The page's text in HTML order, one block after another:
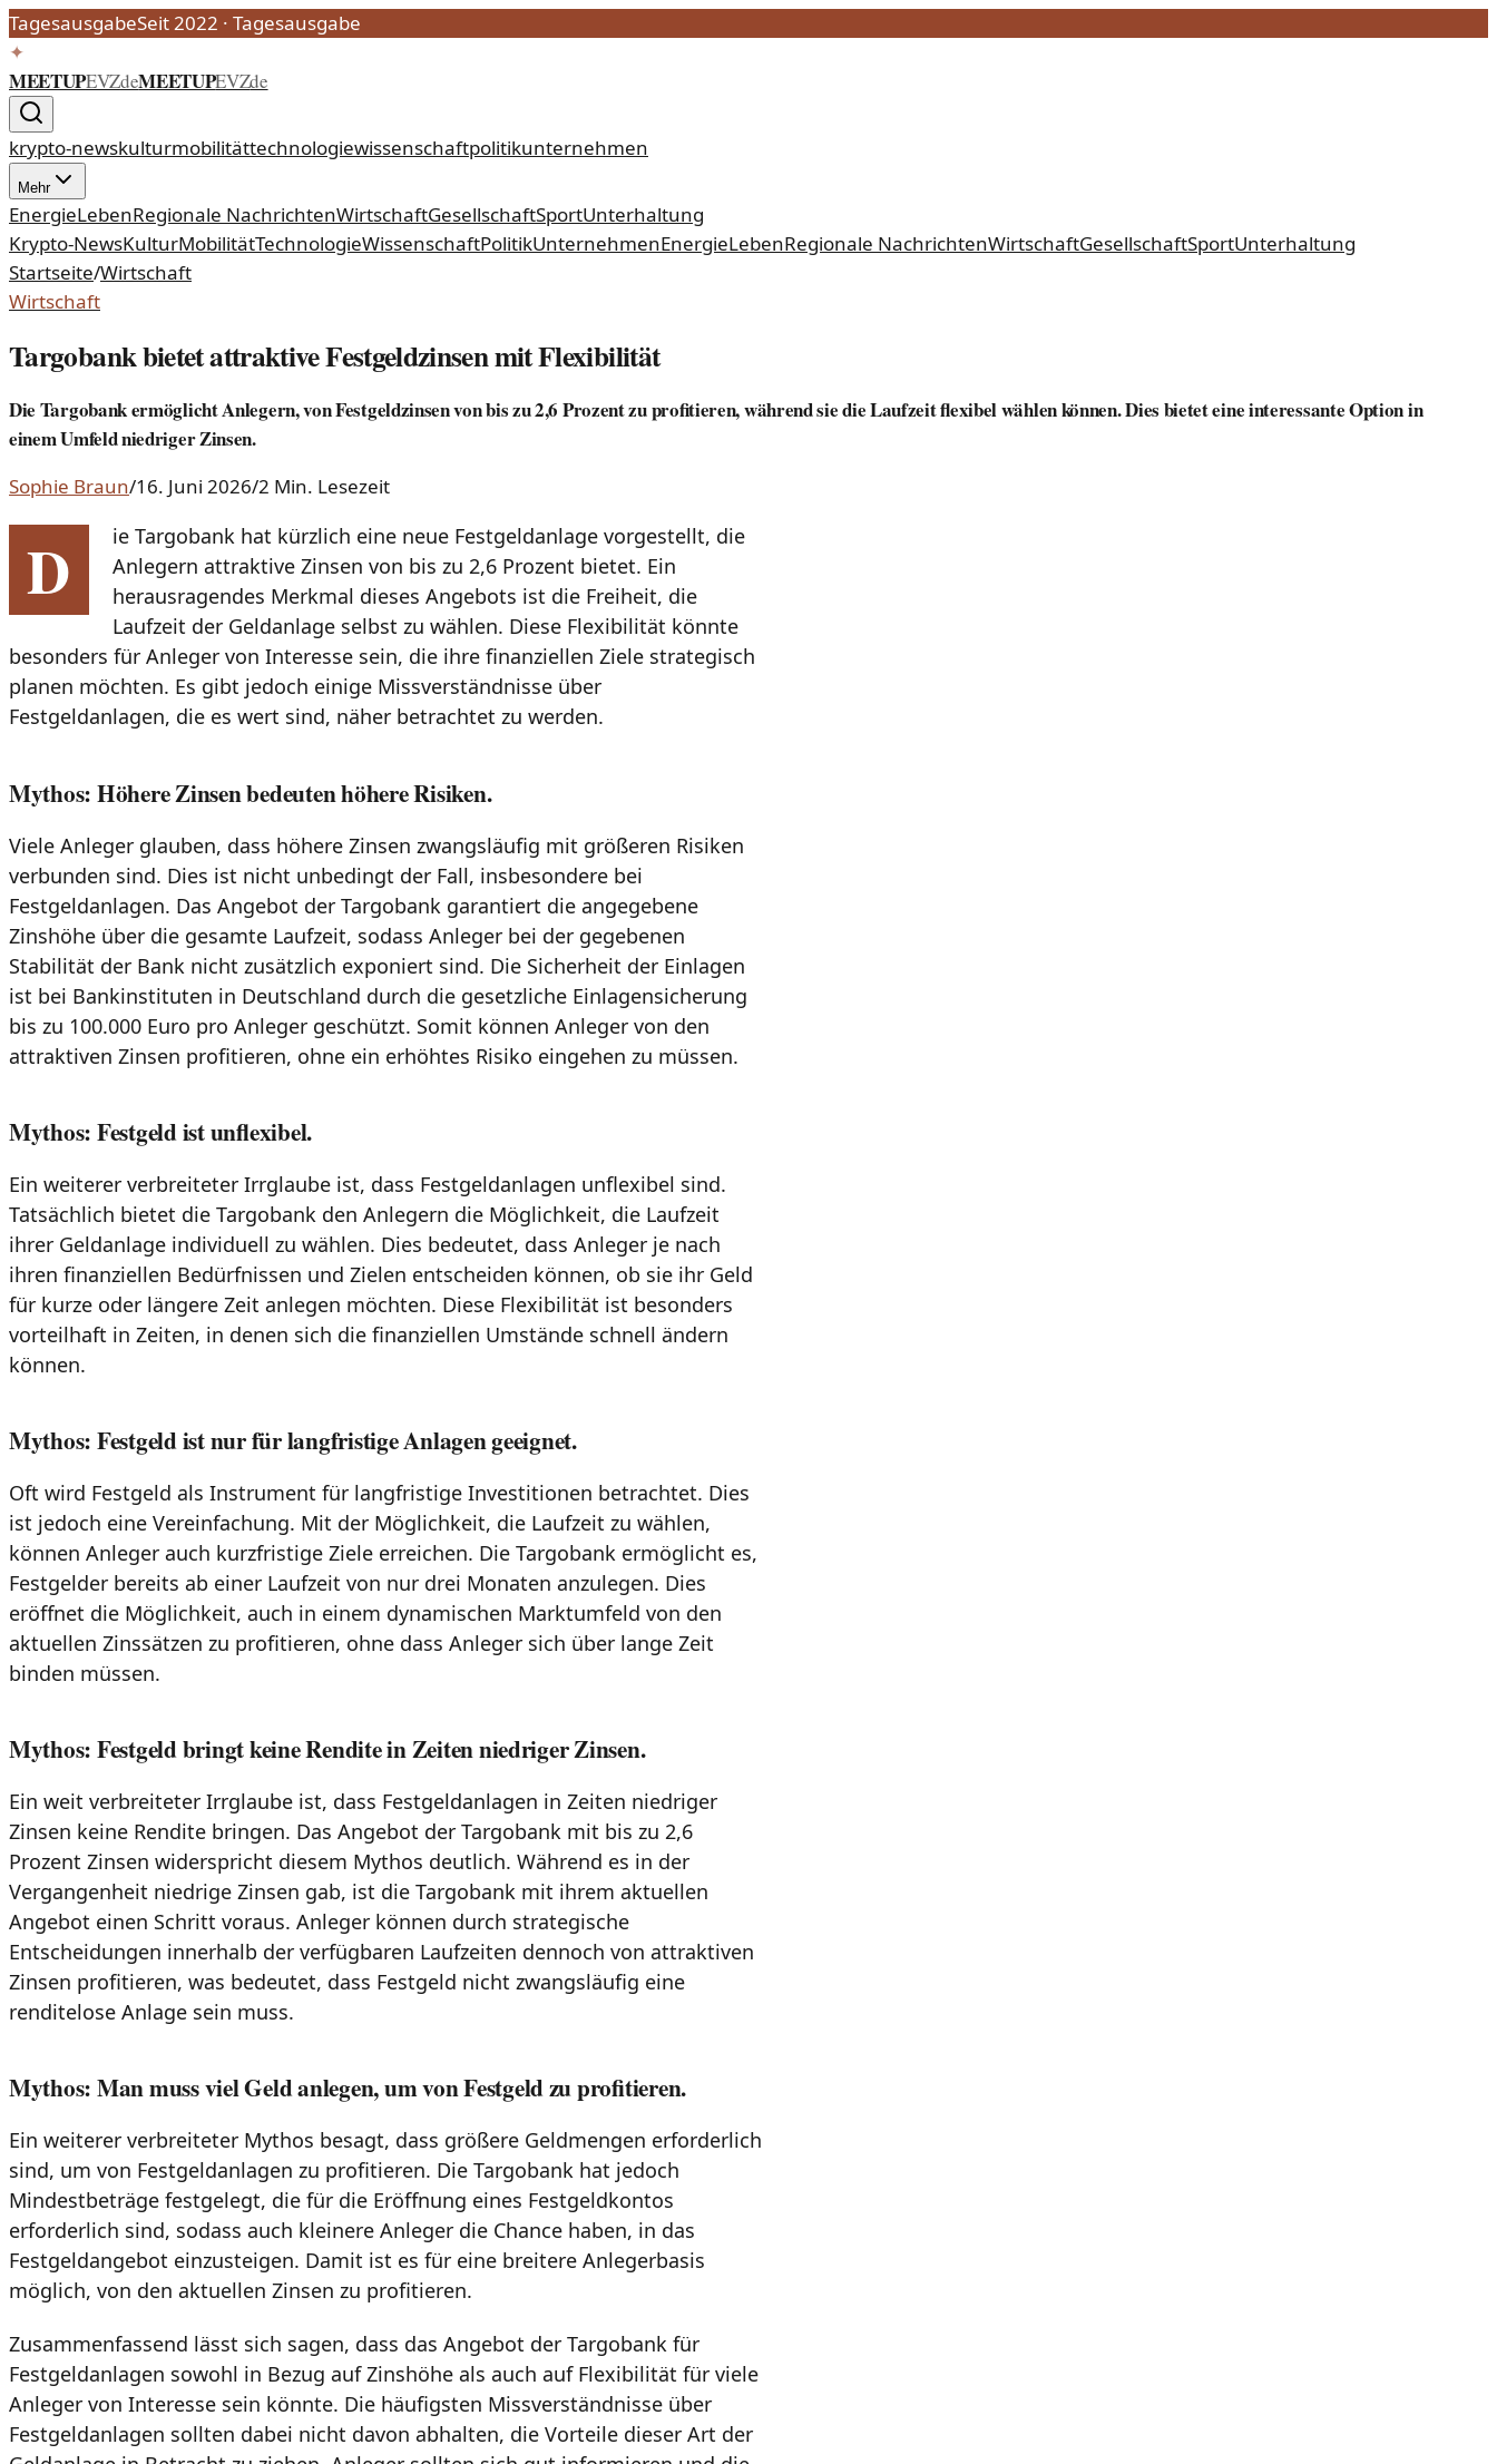
TagesausgabeSeit 2022 · Tagesausgabe
✦
MEETUPEVZdeMEETUPEVZde
krypto-newskulturmobilitättechnologiewissenschaftpolitikunternehmen
Mehr
EnergieLebenRegionale NachrichtenWirtschaftGesellschaftSportUnterhaltung
Krypto-NewsKulturMobilitätTechnologieWissenschaftPolitikUnternehmenEnergieLebenRegionale NachrichtenWirtschaftGesellschaftSportUnterhaltung
Startseite/Wirtschaft
Wirtschaft
Targobank bietet attraktive Festgeldzinsen mit Flexibilität
Die Targobank ermöglicht Anlegern, von Festgeldzinsen von bis zu 2,6 Prozent zu profitieren, während sie die Laufzeit flexibel wählen können. Dies bietet eine interessante Option in
einem Umfeld niedriger Zinsen.
Sophie Braun/16. Juni 2026/2 Min. Lesezeit
D
ie Targobank hat kürzlich eine neue Festgeldanlage vorgestellt, die
Anlegern attraktive Zinsen von bis zu 2,6 Prozent bietet. Ein
herausragendes Merkmal dieses Angebots ist die Freiheit, die
Laufzeit der Geldanlage selbst zu wählen. Diese Flexibilität könnte
besonders für Anleger von Interesse sein, die ihre finanziellen Ziele strategisch
planen möchten. Es gibt jedoch einige Missverständnisse über
Festgeldanlagen, die es wert sind, näher betrachtet zu werden.
Mythos: Höhere Zinsen bedeuten höhere Risiken.
Viele Anleger glauben, dass höhere Zinsen zwangsläufig mit größeren Risiken
verbunden sind. Dies ist nicht unbedingt der Fall, insbesondere bei
Festgeldanlagen. Das Angebot der Targobank garantiert die angegebene
Zinshöhe über die gesamte Laufzeit, sodass Anleger bei der gegebenen
Stabilität der Bank nicht zusätzlich exponiert sind. Die Sicherheit der Einlagen
ist bei Bankinstituten in Deutschland durch die gesetzliche Einlagensicherung
bis zu 100.000 Euro pro Anleger geschützt. Somit können Anleger von den
attraktiven Zinsen profitieren, ohne ein erhöhtes Risiko eingehen zu müssen.
Mythos: Festgeld ist unflexibel.
Ein weiterer verbreiteter Irrglaube ist, dass Festgeldanlagen unflexibel sind.
Tatsächlich bietet die Targobank den Anlegern die Möglichkeit, die Laufzeit
ihrer Geldanlage individuell zu wählen. Dies bedeutet, dass Anleger je nach
ihren finanziellen Bedürfnissen und Zielen entscheiden können, ob sie ihr Geld
für kurze oder längere Zeit anlegen möchten. Diese Flexibilität ist besonders
vorteilhaft in Zeiten, in denen sich die finanziellen Umstände schnell ändern
können.
Mythos: Festgeld ist nur für langfristige Anlagen geeignet.
Oft wird Festgeld als Instrument für langfristige Investitionen betrachtet. Dies
ist jedoch eine Vereinfachung. Mit der Möglichkeit, die Laufzeit zu wählen,
können Anleger auch kurzfristige Ziele erreichen. Die Targobank ermöglicht es,
Festgelder bereits ab einer Laufzeit von nur drei Monaten anzulegen. Dies
eröffnet die Möglichkeit, auch in einem dynamischen Marktumfeld von den
aktuellen Zinssätzen zu profitieren, ohne dass Anleger sich über lange Zeit
binden müssen.
Mythos: Festgeld bringt keine Rendite in Zeiten niedriger Zinsen.
Ein weit verbreiteter Irrglaube ist, dass Festgeldanlagen in Zeiten niedriger
Zinsen keine Rendite bringen. Das Angebot der Targobank mit bis zu 2,6
Prozent Zinsen widerspricht diesem Mythos deutlich. Während es in der
Vergangenheit niedrige Zinsen gab, ist die Targobank mit ihrem aktuellen
Angebot einen Schritt voraus. Anleger können durch strategische
Entscheidungen innerhalb der verfügbaren Laufzeiten dennoch von attraktiven
Zinsen profitieren, was bedeutet, dass Festgeld nicht zwangsläufig eine
renditelose Anlage sein muss.
Mythos: Man muss viel Geld anlegen, um von Festgeld zu profitieren.
Ein weiterer verbreiteter Mythos besagt, dass größere Geldmengen erforderlich
sind, um von Festgeldanlagen zu profitieren. Die Targobank hat jedoch
Mindestbeträge festgelegt, die für die Eröffnung eines Festgeldkontos
erforderlich sind, sodass auch kleinere Anleger die Chance haben, in das
Festgeldangebot einzusteigen. Damit ist es für eine breitere Anlegerbasis
möglich, von den aktuellen Zinsen zu profitieren.
Zusammenfassend lässt sich sagen, dass das Angebot der Targobank für
Festgeldanlagen sowohl in Bezug auf Zinshöhe als auch auf Flexibilität für viele
Anleger von Interesse sein könnte. Die häufigsten Missverständnisse über
Festgeldanlagen sollten dabei nicht davon abhalten, die Vorteile dieser Art der